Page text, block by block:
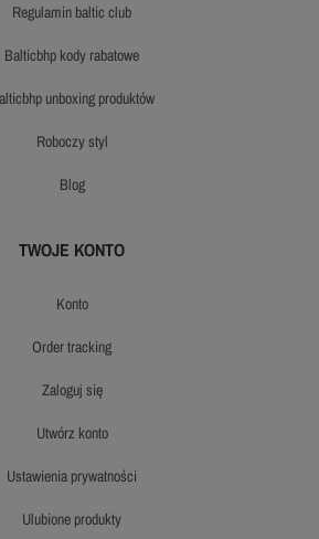
regulamin baltic club
balticbhp kody rabatowe
balticbhp unboxing produktów
roboczy styl
blog
TWOJE KONTO
konto
order tracking
zaloguj się
utwórz konto
ustawienia prywatności
ulubione produkty